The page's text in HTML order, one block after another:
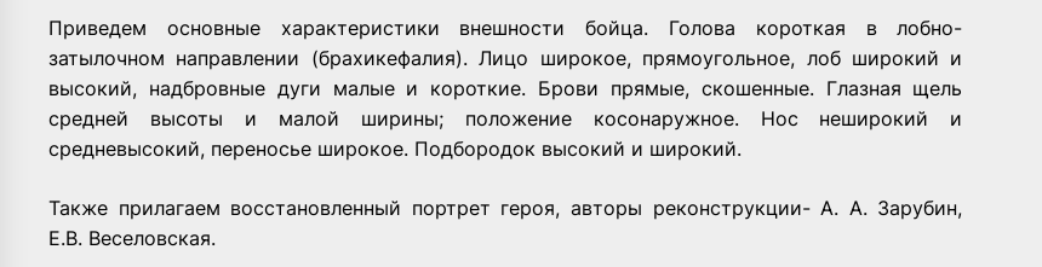
Приведем основные характеристики внешности бойца. Голова короткая в лобно-
затылочном направлении (брахикефалия). Лицо широкое, прямоугольное, лоб широкий и
высокий, надбровные дуги малые и короткие. Брови прямые, скошенные. Глазная щель
средней высоты и малой ширины; положение косонаружное. Нос неширокий и
средневысокий, переносье широкое. Подбородок высокий и широкий.
Также прилагаем восстановленный портрет героя, авторы реконструкции- А. А. Зарубин,
Е.В. Веселовская.